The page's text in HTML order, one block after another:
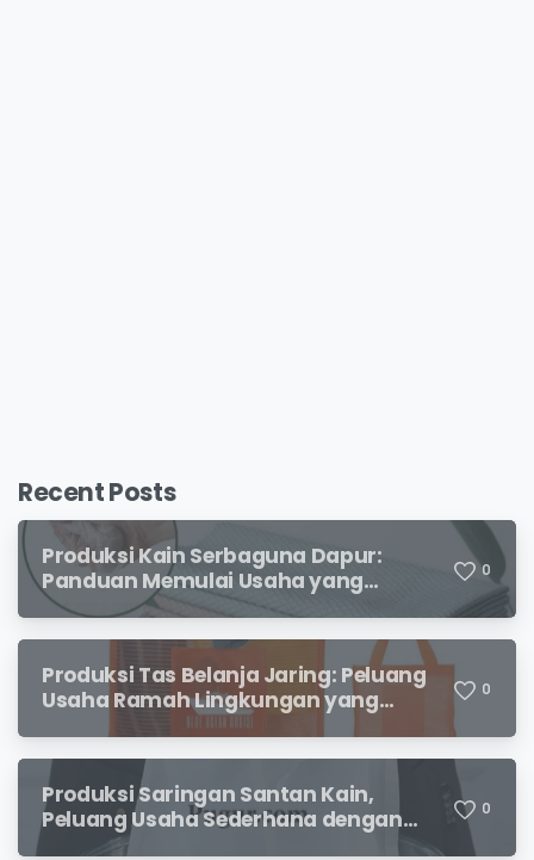
Recent Posts
Produksi Kain Serbaguna Dapur:
Panduan Memulai Usaha yang
Menjanjikan untuk Pebisnis Pemula
0
Produksi Tas Belanja Jaring: Peluang
Usaha Ramah Lingkungan yang
0
Produksi Saringan Santan Kain,
Peluang Usaha Sederhana dengan
Permintaan yang Terus Meningkat
0